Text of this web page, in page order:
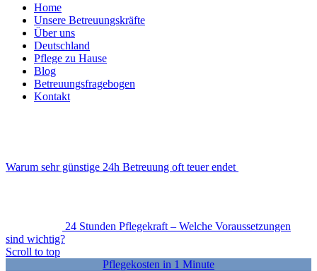
Home
Unsere Betreuungskräfte
Über uns
Deutschland
Pflege zu Hause
Blog
Betreuungsfragebogen
Kontakt
Warum sehr günstige 24h Betreuung oft teuer endet
24 Stunden Pflegekraft – Welche Voraussetzungen
sind wichtig?
Scroll to top
Pflegekosten in 1 Minute